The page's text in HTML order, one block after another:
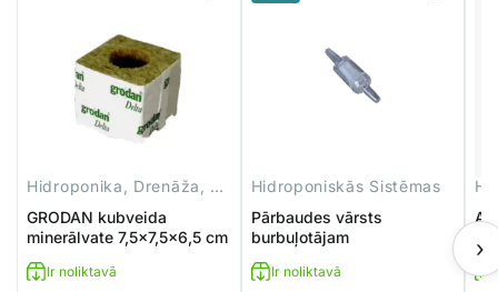
Hidroponika, Drenāža, Piederumi
GRODAN kubveida
minerālvate 7,5×7,5×6,5 cm
Ir noliktavā
Hidroponiskās Sistēmas
Pārbaudes vārsts
burbuļotājam
Ir noliktavā
›